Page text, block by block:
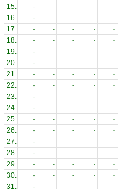
15. - - - - -
16. - - - - -
17. - - - - -
18. - - - - -
19. - - - - -
20. - - - - -
21. - - - - -
22. - - - - -
23. - - - - -
24. - - - - -
25. - - - - -
26. - - - - -
27. - - - - -
28. - - - - -
29. - - - - -
30. - - - - -
31. - - - - -